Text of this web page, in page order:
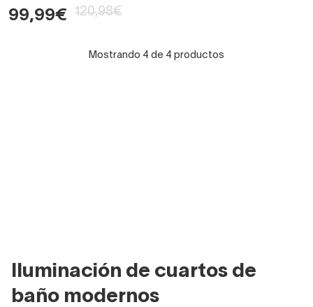
99,99€ 120,98€
Mostrando 4 de 4 productos
Iluminación de cuartos de
baño modernos